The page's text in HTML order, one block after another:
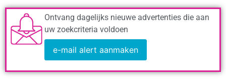
Ontvang dagelijks nieuwe advertenties die aan
uw zoekcriteria voldoen
e-mail alert aanmaken